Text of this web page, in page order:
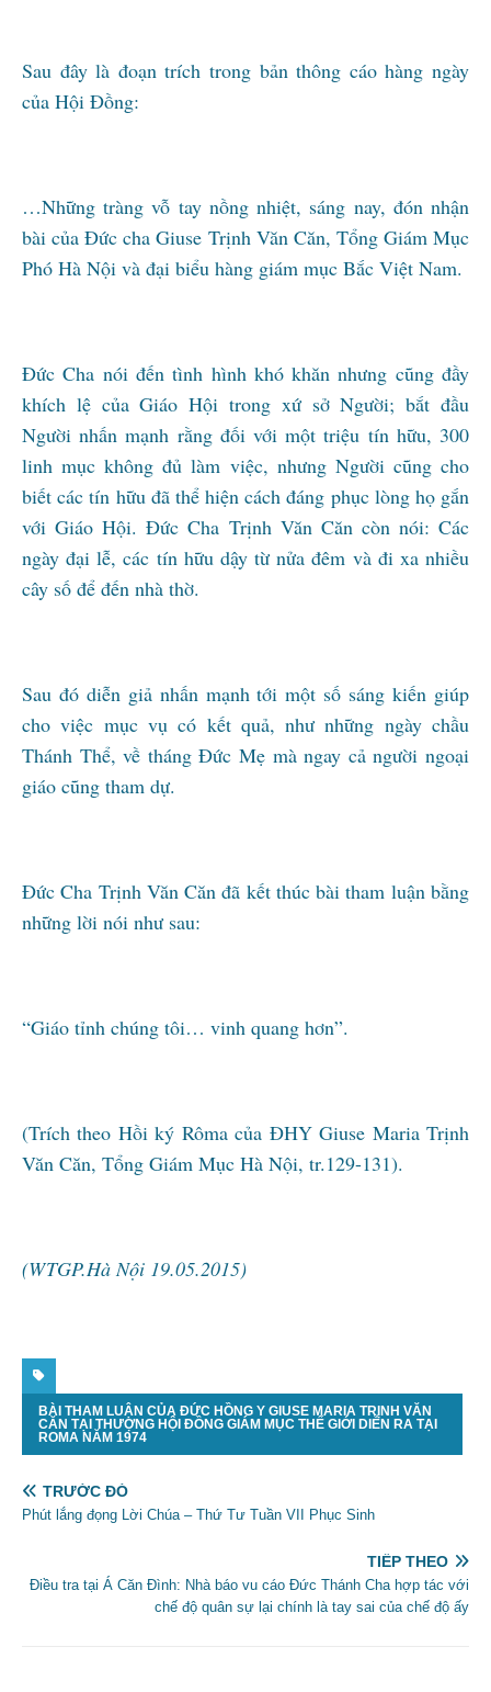
Sau đây là đoạn trích trong bản thông cáo hàng ngày
của Hội Đồng:
…Những tràng vỗ tay nồng nhiệt, sáng nay, đón nhận
bài của Đức cha Giuse Trịnh Văn Căn, Tổng Giám Mục
Phó Hà Nội và đại biểu hàng giám mục Bắc Việt Nam.
Đức Cha nói đến tình hình khó khăn nhưng cũng đầy
khích lệ của Giáo Hội trong xứ sở Người; bắt đầu
Người nhấn mạnh rằng đối với một triệu tín hữu, 300
linh mục không đủ làm việc, nhưng Người cũng cho
biết các tín hữu đã thể hiện cách đáng phục lòng họ gắn
với Giáo Hội. Đức Cha Trịnh Văn Căn còn nói: Các
ngày đại lễ, các tín hữu dậy từ nửa đêm và đi xa nhiều
cây số để đến nhà thờ.
Sau đó diễn giả nhấn mạnh tới một số sáng kiến giúp
cho việc mục vụ có kết quả, như những ngày chầu
Thánh Thể, về tháng Đức Mẹ mà ngay cả người ngoại
giáo cũng tham dự.
Đức Cha Trịnh Văn Căn đã kết thúc bài tham luận bằng
những lời nói như sau:
“Giáo tỉnh chúng tôi… vinh quang hơn”.
(Trích theo Hồi ký Rôma của ĐHY Giuse Maria Trịnh
Văn Căn, Tổng Giám Mục Hà Nội, tr.129-131).
(WTGP.Hà Nội 19.05.2015)
BÀI THAM LUẬN CỦA ĐỨC HỒNG Y GIUSE MARIA TRỊNH VĂN
CĂN TẠI THƯỢNG HỘI ĐỒNG GIÁM MỤC THẾ GIỚI DIỄN RA TẠI
ROMA NĂM 1974
TRƯỚC ĐÓ
Phút lắng đọng Lời Chúa – Thứ Tư Tuần VII Phục Sinh
TIẾP THEO
Điều tra tại Á Căn Đình: Nhà báo vu cáo Đức Thánh Cha hợp tác với
chế độ quân sự lại chính là tay sai của chế độ ấy